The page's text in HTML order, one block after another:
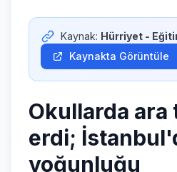
Giriş
Kaynak: Hürriyet -
Kaynakta Görüntüle
Okullarda ara
erdi;
yoğunluğu